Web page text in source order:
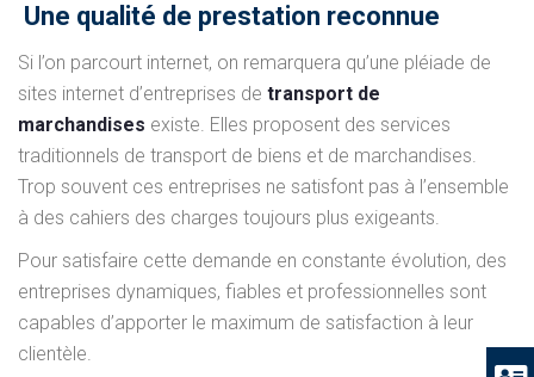
Une qualité de prestation reconnue
Si l’on parcourt internet, on remarquera qu’une pléiade de
sites internet d’entreprises de transport de
marchandises existe. Elles proposent des services
traditionnels de transport de biens et de marchandises.
Trop souvent ces entreprises ne satisfont pas à l’ensemble
à des cahiers des charges toujours plus exigeants.
Pour satisfaire cette demande en constante évolution, des
entreprises dynamiques, fiables et professionnelles sont
capables d’apporter le maximum de satisfaction à leur
clientèle.